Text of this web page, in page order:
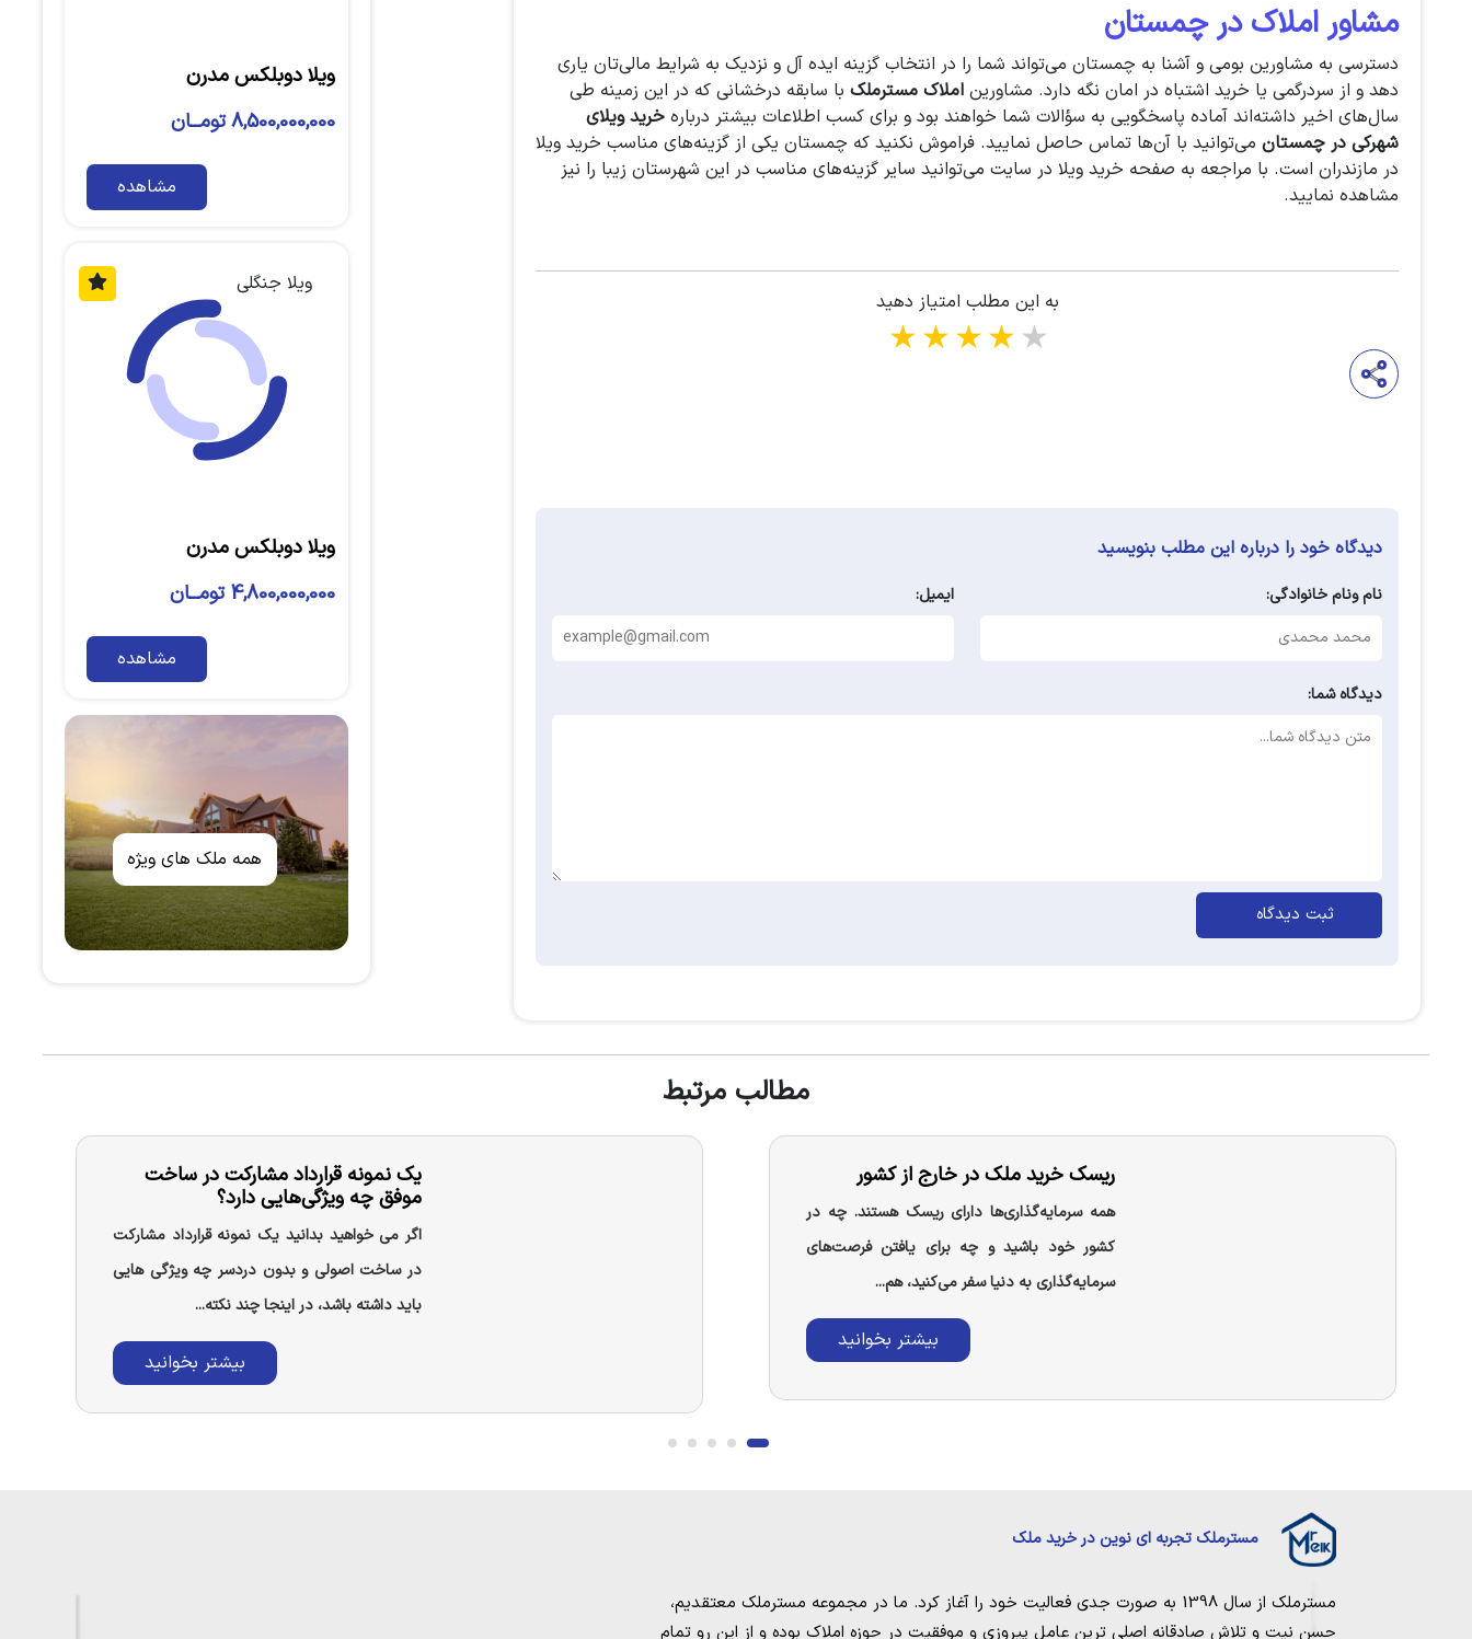
مشاور املاک در چمستان
دسترسی به مشاورین بومی و آشنا به چمستان می‌تواند شما را در انتخاب گزینه ایده آل و نزدیک به شرایط مالی‌تان یاری
دهد و از سردرگمی یا خرید اشتباه در امان نگه دارد. مشاورین املاک مسترملک با سابقه درخشانی که در این زمینه طی
سال‌های اخیر داشته‌اند آماده پاسخگویی به سؤالات شما خواهند بود و برای کسب اطلاعات بیشتر درباره خرید ویلای
شهرکی در چمستان می‌توانید با آن‌ها تماس حاصل نمایید. فراموش نکنید که چمستان یکی از گزینه‌های مناسب خرید ویلا
در مازندران است. با مراجعه به صفحه خرید ویلا در سایت می‌توانید سایر گزینه‌های مناسب در این شهرستان زیبا را نیز
مشاهده نمایید.
به این مطلب امتیاز دهید
5 stars
4 stars
3 stars
2 stars
دیدگاه خود را درباره این مطلب بنویسید
نام ونام خانوادگی: ایمیل:
دیدگاه شما:
ثبت دیدگاه
ویلا دوبلکس مدرن
8,500,000,000 تومــان
مشاهده
ویلا جنگلی
ویلا دوبلکس مدرن
4,800,000,000 تومــان
مشاهده
همه ملک های ویژه
مطالب مرتبط
ریسک خرید ملک در خارج از کشور
همه سرمایه‌گذاری‌ها دارای ریسک هستند. چه در
کشور خود باشید و چه برای یافتن فرصت‌های
سرمایه‌گذاری به دنیا سفر می‌کنید، هم...
بیشتر بخوانید
یک نمونه قرارداد مشارکت در ساخت
موفق چه ویژگی‌هایی دارد؟
اگر می خواهید بدانید یک نمونه قرارداد مشارکت
در ساخت اصولی و بدون دردسر چه ویژگی هایی
باید داشته باشد، در اینجا چند نکته...
بیشتر بخوانید
مسترملک تجربه ای نوین در خرید ملک
مسترملک از سال 1398 به صورت جدی فعالیت خود را آغاز کرد. ما در مجموعه مسترملک معتقدیم،
حسن نیت و تلاش صادقانه اصلی ترین عامل پیروزی و موفقیت در حوزه املاک بوده و از این رو تمام